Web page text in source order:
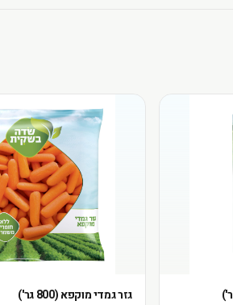
גזר גמדי מוקפא (800 גר')